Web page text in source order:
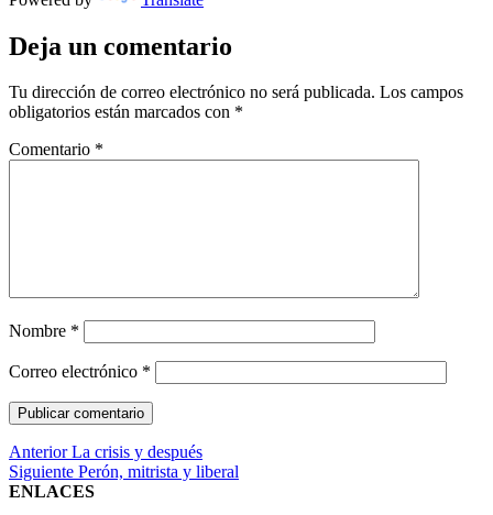
Deja un comentario
Tu dirección de correo electrónico no será publicada. Los campos
obligatorios están marcados con *
Comentario *
Nombre *
Correo electrónico *
Navegación
de
Anterior Entrada
anterior:
La crisis y después
Siguiente Entrada
siguiente:
Perón, mitrista y liberal
ENLACES